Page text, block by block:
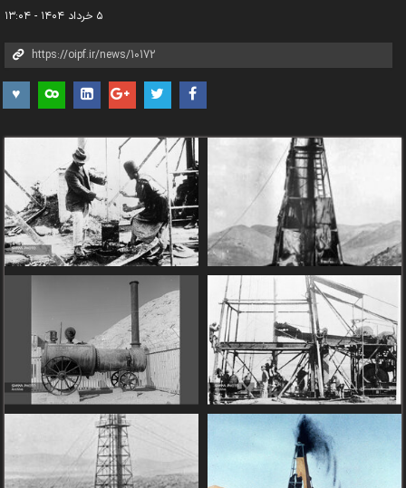
۵ خرداد ۱۴۰۴ - ۱۳:۰۴